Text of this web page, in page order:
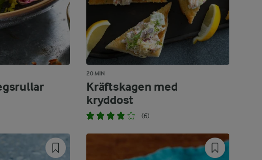
20 MIN
Kräftskagen med
kryddost
(6)